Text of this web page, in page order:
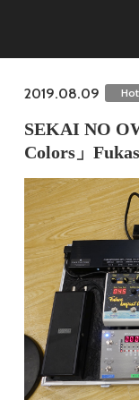
2019.08.09
SEKAI NO
Colors」